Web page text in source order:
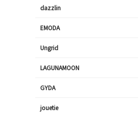
dazzlin
EMODA
Ungrid
LAGUNAMOON
GYDA
jouetie